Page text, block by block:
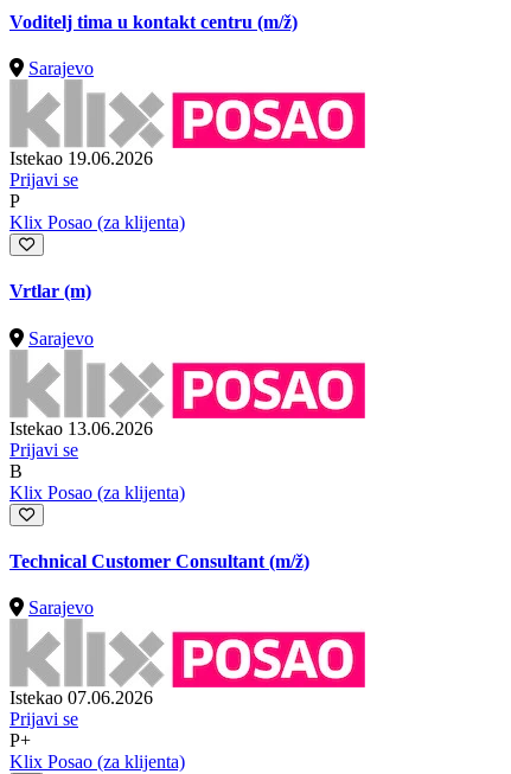
Voditelj tima u kontakt centru (m/ž)
Sarajevo
Istekao 19.06.2026
Prijavi se
P
Klix Posao (za klijenta)
Vrtlar (m)
Sarajevo
Istekao 13.06.2026
Prijavi se
B
Klix Posao (za klijenta)
Technical Customer Consultant (m/ž)
Sarajevo
Istekao 07.06.2026
Prijavi se
P+
Klix Posao (za klijenta)